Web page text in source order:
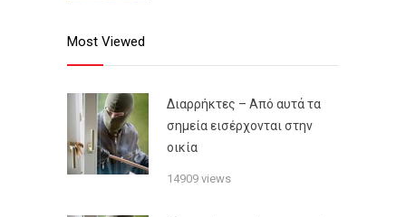
Most Viewed
Διαρρήκτες – Από αυτά τα
σημεία εισέρχονται στην
οικία
14909 views